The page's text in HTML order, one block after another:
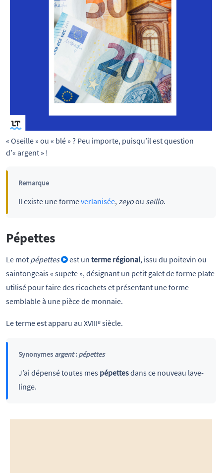
« Oseille » ou « blé » ? Peu importe, puisqu’il est question
d’« argent » !
Remarque
Il existe une formeverlanisée, zeyoou seillo.
Pépettes
Le mot pépettes est un terme régional, issu du poitevin ou
saintongeais « supete », désignant un petit galet de forme plate
utilisé pour faire des ricochets et présentant une forme
semblable à une pièce de monnaie.
Le terme est apparu au XVIIIᵉ siècle.
Synonymes argent: pépettes
J’ai dépensé toutes mes pépettesdans ce nouveau lave-
linge.